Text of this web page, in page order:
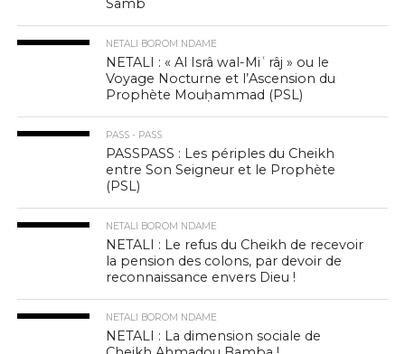
Samb
NETALI BOROM NDAME
NETALI : « Al Isrâ wal-Miʿrâj » ou le
Voyage Nocturne et l’Ascension du
Prophète Mouḥammad (PSL)
PASS - PASS
PASSPASS : Les périples du Cheikh
entre Son Seigneur et le Prophète
(PSL)
NETALI BOROM NDAME
NETALI : Le refus du Cheikh de recevoir
la pension des colons, par devoir de
reconnaissance envers Dieu !
NETALI BOROM NDAME
NETALI : La dimension sociale de